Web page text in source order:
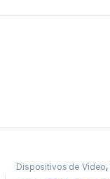
Dispositivos de Video,